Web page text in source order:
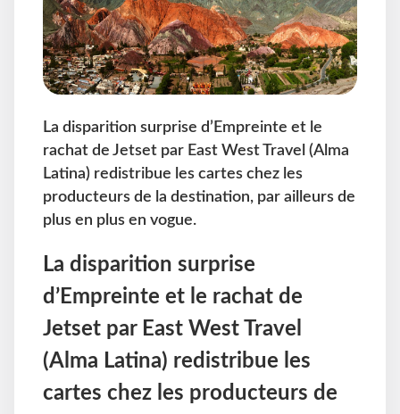
La disparition surprise d’Empreinte et le
rachat de Jetset par East West Travel (Alma
Latina) redistribue les cartes chez les
producteurs de la destination, par ailleurs de
plus en plus en vogue.
La disparition surprise
d’Empreinte et le rachat de
Jetset par East West Travel
(Alma Latina) redistribue les
cartes chez les producteurs de